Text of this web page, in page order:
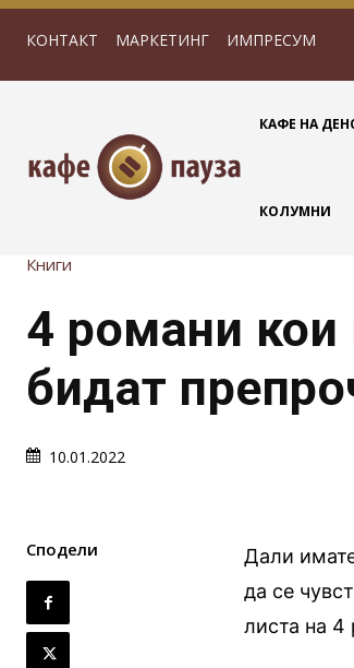
КОНТАКТ МАРКЕТИНГ ИМПРЕСУМ
КАФЕ НА
КОЛУМНИ
Книги
4 романи кои
бидат
10.01.2022
Сподели
Дали
да се
листа на 4